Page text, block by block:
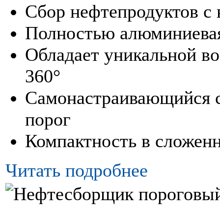
Сбор нефтепродуктов с
Полностью
Обладает уникальной
360°
Самонастраивающийся
порог
Компактность в
Читать подробнее